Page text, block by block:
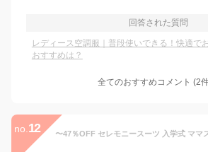
回答された質問
レディース空調服｜普段使いできる！快適で
おすすめは？
全てのおすすめコメント (2
no. 12